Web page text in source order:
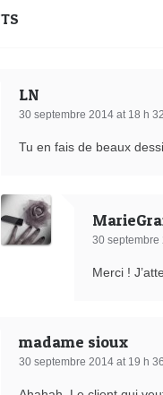
LN
30 septembre 2014 at 18 h
Tu en fais de beaux
30 septembre
Merci !
madame sioux
30 septembre 2014 at 19 h